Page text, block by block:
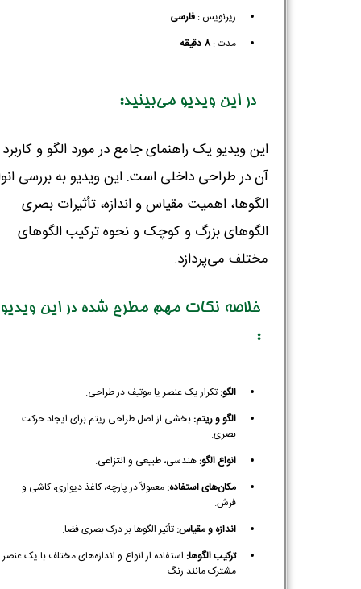
زیرنویس :‌ فارسی
مدت :8 دقیقه
در این ویدیو می‌بینید:
این ویدیو یک راهنمای جامع در مورد الگو و کاربرد
آن در طراحی داخلی است. این ویدیو به بررسی
الگوها، اهمیت مقیاس و اندازه، تأثیرات بصری
الگوهای بزرگ و کوچک و نحوه ترکیب الگوهای
مختلف می‌پردازد.
خلاصه نکات مهم مطرح شده در این ویدیو
:
الگو: تکرار یک عنصر یا موتیف در طراحی.
الگو و ریتم: بخشی از اصل طراحی ریتم برای ایجاد حرکت
بصری.
انواع الگو: هندسی، طبیعی و انتزاعی.
مکان‌های استفاده: معمولاً در پارچه، کاغذ دیواری، کاشی و
فرش.
اندازه و مقیاس: تأثیر الگوها بر درک بصری فضا.
ترکیب الگوها: استفاده از انواع و اندازه‌های مختلف با یک عنصر
مشترک مانند رنگ.